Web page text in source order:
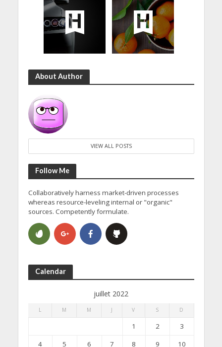
About Author
VIEW ALL POSTS
Follow Me
Collaboratively harness market-driven processes
whereas resource-leveling internal or "organic"
sources. Competently formulate.
Calendar
juillet 2022
L M M J V S D
1 2
3
4
5 6 7 8 9 10